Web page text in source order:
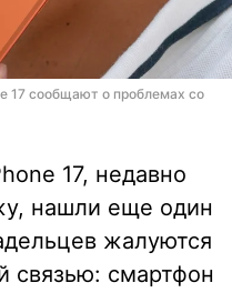
17 сообщают о проблемах со
17, недавно
нашли еще один
жалуются
связью: смартфон